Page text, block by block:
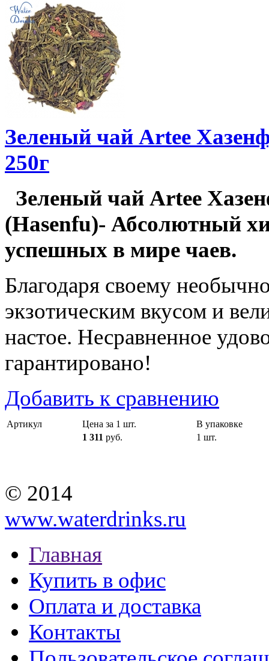
Зеленый чай Artee
250г
Зеленый чай Artee
(Hasenfu)- Абсолютный
успешных в мире чаев.
Благодаря своему
экзотическим вкусом и
настое. Несравненное
гарантировано!
Добавить к сравнению
Артикул Цена за 1 шт.
В упаковке
1 311 руб. 1 шт.
© 2014
www.waterdrinks.ru
Главная
Купить в офис
Оплата и доставка
Контакты